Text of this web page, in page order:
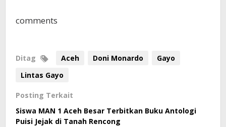
comments
Ditag Aceh Doni Monardo
Gayo
Lintas Gayo
Posting Terkait
Siswa MAN 1 Aceh Besar Terbitkan Buku Antologi
Puisi Jejak di Tanah Rencong